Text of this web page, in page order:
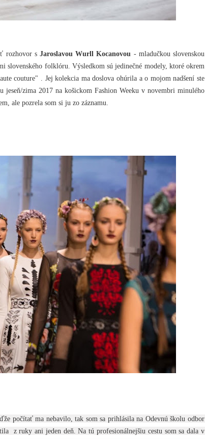
rozhovor sJaroslavou Wurll Kocanovou - mladučkou slovenskou
slovenského folklóru. Výsledkom sú jedinečné modely, ktoré okrem
couture" . Jej kolekcia ma doslova ohúrila a o mojom nadšení ste
jeseň/zima 2017 na košickom Fashion Weeku v novembri minulého
ale pozrela som si ju zo záznamu.
počítať ma nebavilo, tak som sa prihlásila na Odevnú školu odbor
z ruky ani jeden deň. Na tú profesionálnejšiu cestu som sa dala v